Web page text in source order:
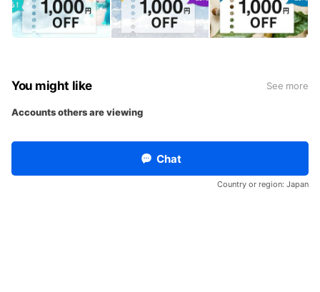
You might like See more
Accounts others are viewing
Reward card
Chat
Country or region: Japan